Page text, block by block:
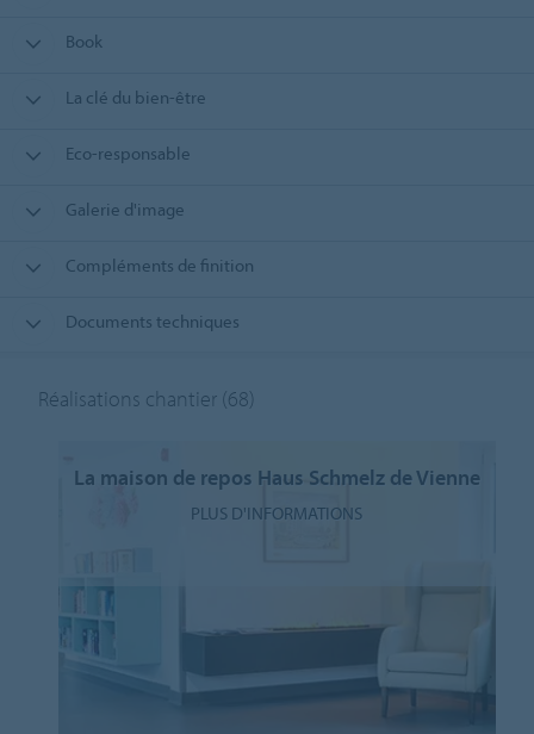
Book
La clé du bien-être
Eco-responsable
Galerie d'image
Compléments de finition
Documents techniques
Réalisations chantier (68)
La maison de repos Haus Schmelz de Vienne
PLUS D'INFORMATIONS